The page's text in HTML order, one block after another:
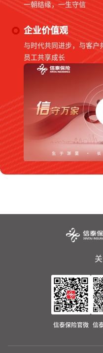
一朝结缘，一生守信
企业价值观
与时代共同进步，与客户
员工共享成长
信泰保险官微
信